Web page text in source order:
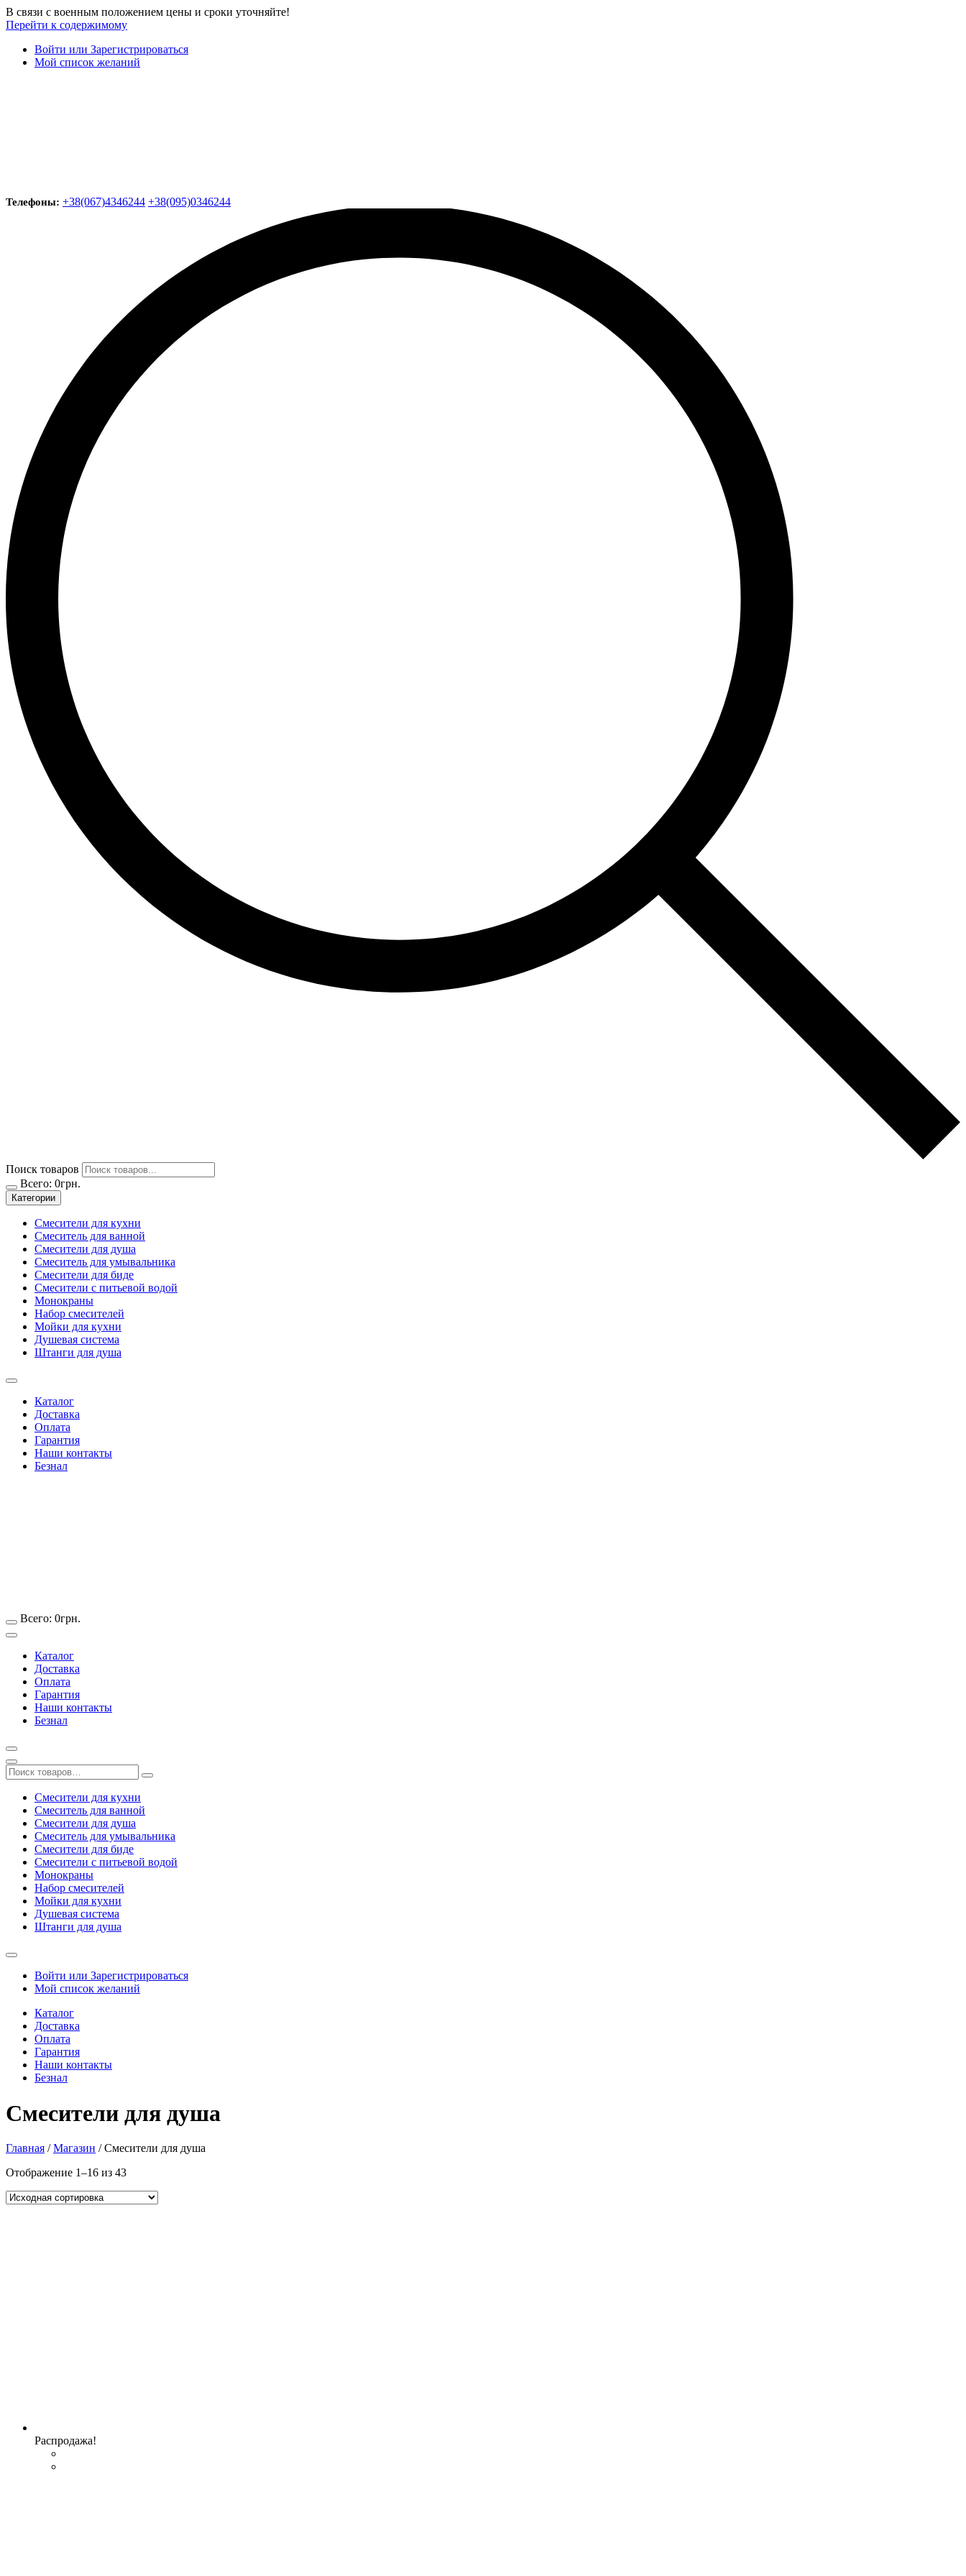
В связи с военным положением цены и сроки уточняйте!
Перейти к содержимому
Войти или Зарегистрироваться
Мой список желаний
Телефоны: +38(067)4346244 +38(095)0346244
Поиск товаров
Всего: 0грн.
Категории
Смесители для кухни
Смеситель для ванной
Смесители для душа
Смеситель для умывальника
Смесители для биде
Смесители с питьевой водой
Монокраны
Набор смесителей
Мойки для кухни
Душевая система
Штанги для душа
Каталог
Доставка
Оплата
Гарантия
Наши контакты
Безнал
Всего: 0грн.
Каталог
Доставка
Оплата
Гарантия
Наши контакты
Безнал
Смесители для кухни
Смеситель для ванной
Смесители для душа
Смеситель для умывальника
Смесители для биде
Смесители с питьевой водой
Монокраны
Набор смесителей
Мойки для кухни
Душевая система
Штанги для душа
Войти или Зарегистрироваться
Мой список желаний
Каталог
Доставка
Оплата
Гарантия
Наши контакты
Безнал
Смесители для душа
Главная /Магазин / Смесители для душа
Отображение 1–16 из 43
Распродажа!